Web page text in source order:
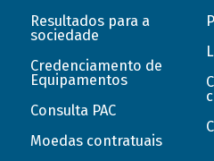
Resultados para a
sociedade
Credenciamento de
Equipamentos
Consulta PAC
Moedas contratuais